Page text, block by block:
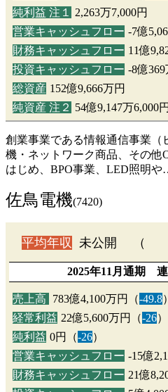
純利益 注１
2,263万7,000円
営業キャッシュフロー -7億
財務キャッシュフロー 11億
投資キャッシュフロー -8億369
総資産 152億9,666万円
純資産 注２ 54億9,147万6,000円
創業事業である情報通信事業（
機・ネットワーク商品、その他
はじめ、BPO事業、LED照明
佐鳥電機(7420)
平均年収 未公開 （
2025年11月通期
売上高 783億4,100万円（-49.8）
経常利益 22億5,600万円（-26）
純利益 0円（-26）
営業キャッシュフロー -15億
財務キャッシュフロー 21億